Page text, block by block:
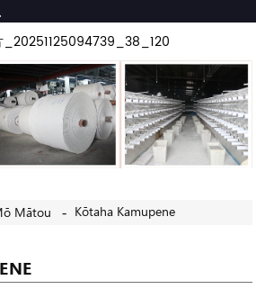
Mātou Kōtaha Kamupene